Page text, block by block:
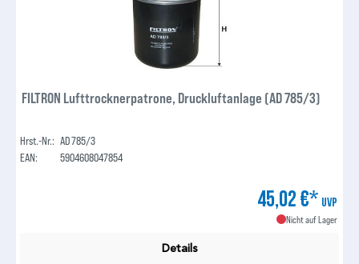
FILTRON Lufttrocknerpatrone, Druckluftanlage (AD 785/3)
Hrst.-Nr.: AD 785/3
EAN:
5904608047854
45,02 €* UVP
Nicht auf Lager
Details